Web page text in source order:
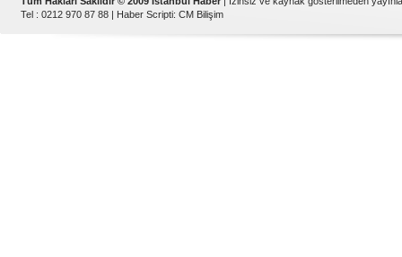
Tel : 0212 970 87 88 | Haber Scripti: CM Bilişim